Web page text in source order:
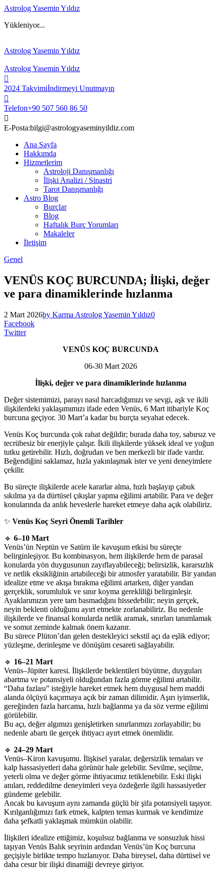
Astrolog Yasemin Yıldız
Yükleniyor...
Astrolog Yasemin Yıldız
Astrolog Yasemin Yıldız
2024 Takvimiİndirmeyi Unutmayın
Telefon+90 507 560 86 50
E-Posta:bilgi@astrologyaseminyildiz.com
Ana Sayfa
Hakkımda
Hizmetlerim
Astroloji Danışmanlığı
İlişki Analizi / Sinastri
Tarot Danışmanlığı
Astro Blog
Burçlar
Blog
Haftalık Burç Yorumları
Makaleler
İletişim
Genel
VENÜS KOÇ BURCUNDA; İlişki, değer
ve para dinamiklerinde hızlanma
2 Mart 2026by Karma Astrolog Yasemin Yıldız0
Facebook
Twitter
VENÜS KOÇ BURCUNDA
06-30 Mart 2026
İlişki, değer ve para dinamiklerinde hızlanma
Değer sistemimizi, parayı nasıl harcadığımızı ve sevgi, aşk ve ikili
ilişkilerdeki yaklaşımımızı ifade eden Venüs, 6 Mart itibariyle Koç
burcuna geçiyor. 30 Mart’a kadar bu burçta seyahat edecek.
Venüs Koç burcunda çok rahat değildir; burada daha toy, sabırsız ve
tecrübesiz bir enerjiyle çalışır. İkili ilişkilerde yüksek ideal ve yoğun
tutku getirebilir. Hızlı, doğrudan ve ben merkezli bir ifade vardır.
Beğendiğini saklamaz, hızla yakınlaşmak ister ve yeni deneyimlere
çekilir.
Bu süreçte ilişkilerde acele kararlar alma, hızlı başlayıp çabuk
sıkılma ya da dürtüsel çıkışlar yapma eğilimi artabilir. Para ve değer
konularında da anlık heveslerle hareket etmeye daha açık olabiliriz.
✨ Venüs Koç Seyri Önemli Tarihler
🔹 6–10 Mart
Venüs’ün Neptün ve Satürn ile kavuşum etkisi bu süreçte
belirginleşiyor. Bu kombinasyon, hem ilişkilerde hem de parasal
konularda yön duygusunun zayıflayabileceği; belirsizlik, kararsızlık
ve netlik eksikliğinin artabileceği bir atmosfer yaratabilir. Bir yandan
idealize etme ve akışa bırakma eğilimi artarken, diğer yandan
gerçeklik, sorumluluk ve sınır koyma gerekliliği belirginleşir.
Ayaklarımızın yere tam basmadığını hissedebilir; neyin gerçek,
neyin beklenti olduğunu ayırt etmekte zorlanabiliriz. Bu nedenle
ilişkilerde ve finansal konularda netlik aramak, sınırları tanımlamak
ve somut zeminde kalmak önem kazanır.
Bu sürece Plüton’dan gelen destekleyici sekstil açı da eşlik ediyor;
yüzleşme, derinleşme ve dönüşüm cesareti sağlayabilir.
🔹 16–21 Mart
Venüs–Jüpiter karesi. İlişkilerde beklentileri büyütme, duyguları
abartma ve potansiyeli olduğundan fazla görme eğilimi artabilir.
“Daha fazlası” isteğiyle hareket etmek hem duygusal hem maddi
alanda ölçüyü kaçırmaya açık bir zaman dilimidir. Aşırı iyimserlik,
gereğinden fazla harcama, hızlı bağlanma ya da söz verme eğilimi
görülebilir.
Bu açı, değer algımızı genişletirken sınırlarımızı zorlayabilir; bu
nedenle abartı ile gerçek ihtiyacı ayırt etmek önemlidir.
🔹 24–29 Mart
Venüs–Kiron kavuşumu. İlişkisel yaralar, değersizlik temaları ve
kalp hassasiyetleri daha görünür hale gelebilir. Sevilme, seçilme,
yeterli olma ve değer görme ihtiyacımız tetiklenebilir. Eski ilişki
anıları, reddedilme deneyimleri veya özdeğerle ilgili hassasiyetler
gündeme gelebilir.
Ancak bu kavuşum aynı zamanda güçlü bir şifa potansiyeli taşıyor.
Kırılganlığımızı fark etmek, kalpten temas kurmak ve kendimize
daha şefkatli yaklaşmak mümkün olabilir.
İlişkileri idealize ettiğimiz, koşulsuz bağlanma ve sonsuzluk hissi
taşıyan Venüs Balık seyrinin ardından Venüs’ün Koç burcuna
geçişiyle birlikte tempo hızlanıyor. Daha bireysel, daha dürtüsel ve
daha cesur bir ilişki dinamiği devreye giriyor.